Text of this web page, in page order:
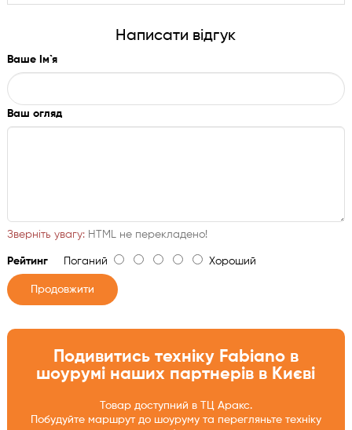
Написати відгук
Ваше Ім`я
Ваш огляд
Зверніть увагу:HTML не перекладено!
РейтингПоганий Хороший
Продовжити
Подивитись техніку Fabiano в
шоурумі наших партнерів в Києві
Товар доступний в ТЦ Аракс.
Побудуйте маршрут до шоуруму та перегляньте техніку